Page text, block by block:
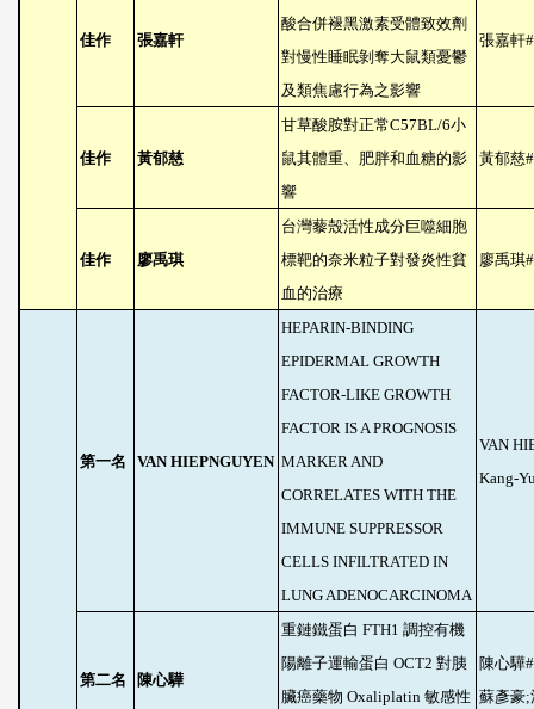
佳作 張嘉軒
酸合併褪黑激素受體致效劑
對慢性睡眠剝奪大鼠類憂鬱
及類焦慮行為之影響
張嘉軒
佳作 黃郁慈
甘草酸胺對正常C57BL/6小
鼠其體重、肥胖和血糖的影
響
黃郁慈
佳作 廖禹琪
台灣藜殼活性成分巨噬細胞
標靶的奈米粒子對發炎性貧
血的治療
廖禹琪
第一名 VAN HIEPNGUYEN
HEPARIN-BINDING
EPIDERMAL GROWTH
FACTOR-LIKE GROWTH
FACTOR IS A PROGNOSIS
MARKER AND
CORRELATES WITH THE
IMMUNE SUPPRESSOR
CELLS INFILTRATED IN
LUNG ADENOCARCINOMA
VAN
Kang-
第二名 陳心驊
重鏈鐵蛋白 FTH1 調控有機
陽離子運輸蛋白 OCT2 對胰
臟癌藥物 Oxaliplatin 敏感性
陳心驊
蘇彥豪;